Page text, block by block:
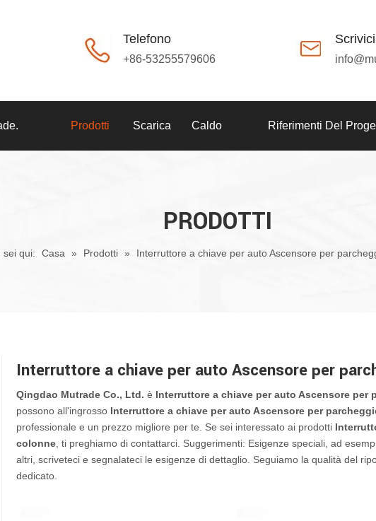
Telefono
+86-53255579606
Scrivici
Prodotti Scarica Caldo Riferimenti Del
PRODOTTI
sei qui: Casa » Prodotti » Interruttore a chiave per auto Ascensore per
Interruttore a chiave per auto Ascensore per
Qingdao Mutrade Co., Ltd. è Interruttore a chiave per auto Ascensore per
possono all'ingrosso Interruttore a chiave per auto Ascensore per
professionale e un prezzo migliore per te. Se sei interessato ai prodotti
colonne , ti preghiamo di contattarci. Suggerimenti: Esigenze speciali, ad
altri, scriveteci e segnalateci le esigenze di dettaglio. Seguiamo la qualità del
dedicato.